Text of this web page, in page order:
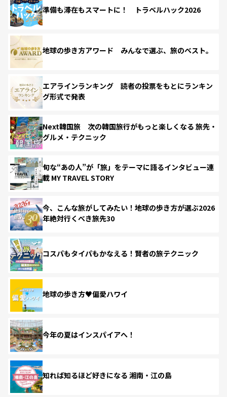
準備も滞在もスマートに！ トラベルハック2026
地球の歩き方アワード みんなで選ぶ、旅のベスト。
エアラインランキング 読者の投票をもとにランキン
グ形式で発表
Next韓国旅 次の韓国旅行がもっと楽しくなる 旅先・
グルメ・テクニック
旬な“あの人”が「旅」をテーマに語るインタビュー連
載 MY TRAVEL STORY
今、こんな旅がしてみたい！地球の歩き方が選ぶ2026
年絶対行くべき旅先30
コスパもタイパもかなえる！賢者の旅テクニック
地球の歩き方♥偏愛ハワイ
今年の夏はインスパイアへ！
知れば知るほど好きになる 湘南・江の島